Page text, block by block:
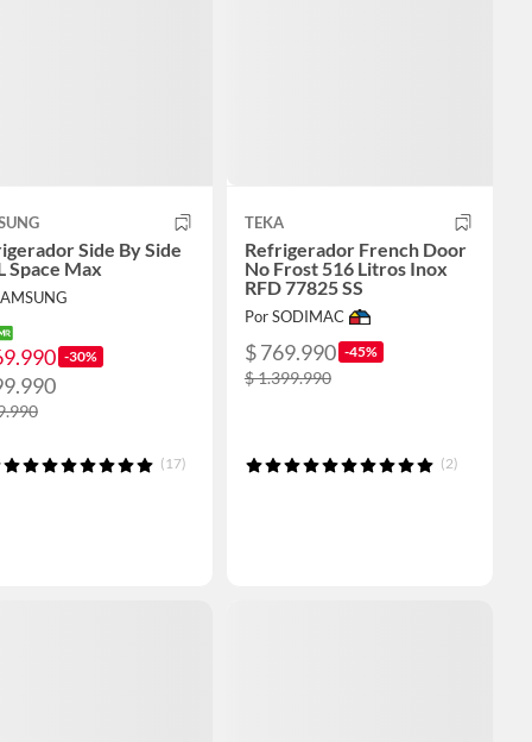
Side By Side
Space Max
-30%
(17)
TEKA
Refrigerador French Door
No Frost 516 Litros Inox
RFD 77825 SS
Por SODIMAC
$ 769.990 -45%
$ 1.399.990
(2)